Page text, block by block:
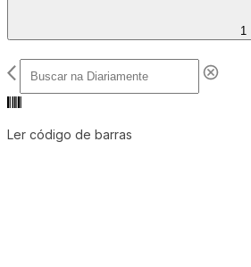
1
Ler código de barras